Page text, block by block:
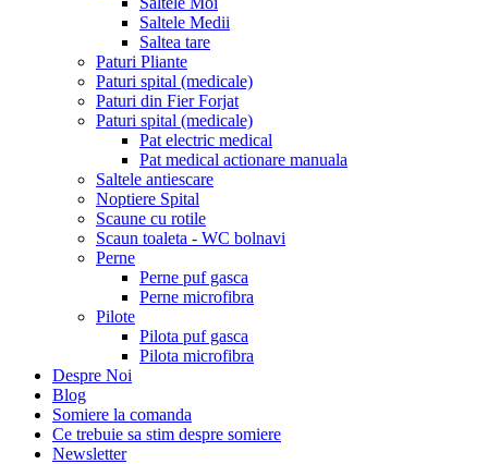
Saltele Medii
Saltea tare
Paturi Pliante
Paturi spital (medicale)
Paturi din Fier Forjat
Paturi spital (medicale)
Pat electric medical
Pat medical actionare manuala
Saltele antiescare
Noptiere Spital
Scaune cu rotile
Scaun toaleta - WC bolnavi
Perne
Perne puf gasca
Perne microfibra
Pilote
Pilota puf gasca
Pilota microfibra
Despre Noi
Blog
Somiere la comanda
Ce trebuie sa stim despre somiere
Newsletter